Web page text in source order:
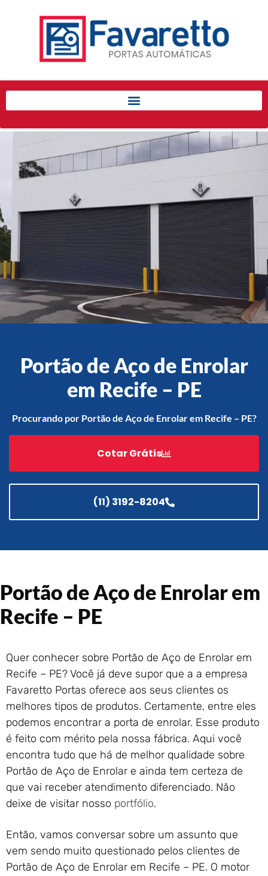
Início
Produtos
Automatizadores
Acessórios Para Portas de
Enrolar
Pintura eletrostática
Portfólio
Contato
Acessórios
Enrolar em Teresópolis – RJ
Portão de Garagem de
Aldeia – RJ
Portão de Garagem de
Enrolar em São João de
Meriti – RJ
Portão de Garagem de
Portão de Garagem de
Enrolar em Queimados – RJ
Enrolar em Paraty – RJ
Portão de Garagem de
Enrolar em Nova Iguaçu – RJ
Portão de Garagem de
Enrolar em Nova Friburgo –
RJ
Portão de Aço de Enrolar
em Recife – PE
Procurando por Portão de Aço de Enrolar em Recife – PE?
Cotar Grátis
(11) 3192-8204
Portão de Aço de Enrolar em
Recife – PE
Quer conhecer sobre Portão de Aço de Enrolar em
Recife – PE? Você já deve supor que a a empresa
Favaretto Portas oferece aos seus clientes os
melhores tipos de produtos. Certamente, entre eles
podemos encontrar a porta de enrolar. Esse produto
é feito com mérito pela nossa fábrica. Aqui você
encontra tudo que há de melhor qualidade sobre
Portão de Aço de Enrolar e ainda tem certeza de
que vai receber atendimento diferenciado. Não
deixe de visitar nosso portfólio.
Então, vamos conversar sobre um assunto que
vem sendo muito questionado pelos clientes de
Portão de Aço de Enrolar em Recife – PE. O motor